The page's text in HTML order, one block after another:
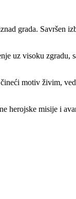
grada. Savršen
uz visoku
motiv živim,
herojske misije i